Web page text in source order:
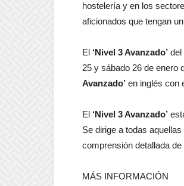
hostelería y en los
aficionados que tengan
El ‘Nivel 3 Avanzado’ del
25 y sábado 26 de enero
Avanzado’ en inglés con
El ‘Nivel 3 Avanzado’
Se dirige a todas
comprensión detallada
MÁS INFORMACIÓN